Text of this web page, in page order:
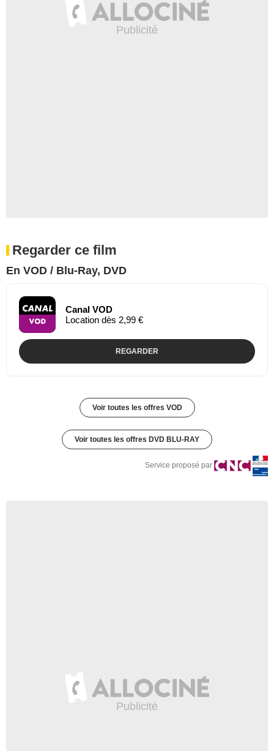
Regarder ce film
En VOD / Blu-Ray, DVD
Canal VOD
Location dès 2,99 €
REGARDER
Voir toutes les offres VOD
Voir toutes les offres DVD BLU-RAY
Service proposé par